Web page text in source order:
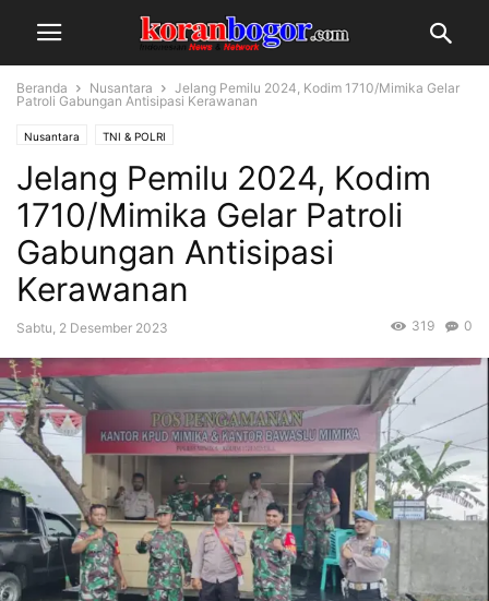
Beranda Nusantara
Jelang Pemilu 2024, Kodim 1710/Mimika Gelar
Patroli Gabungan Antisipasi Kerawanan
Nusantara TNI & POLRI
Jelang Pemilu 2024, Kodim
1710/Mimika Gelar Patroli
Gabungan Antisipasi
Kerawanan
Sabtu, 2 Desember 2023 0
319